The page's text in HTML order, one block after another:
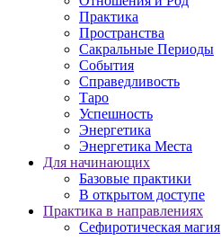
Практика
Пространства
Сакральные Периоды
События
Справедливость
Таро
Успешность
Энергетика
Энергетика Места
Для начинающих
Базовые практики
В открытом доступе
Практика в направлениях
Сефиротическая магия